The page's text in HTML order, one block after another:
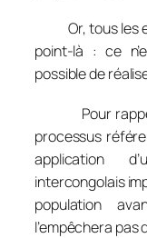
Or, tous les
point-là : ce
possible de
Pour rappel,
processus
application
intercongolais
population
l’empêchera pas